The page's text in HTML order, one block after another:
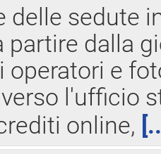
delle sedute
partire dalla
operatori e
l'ufficio
online,